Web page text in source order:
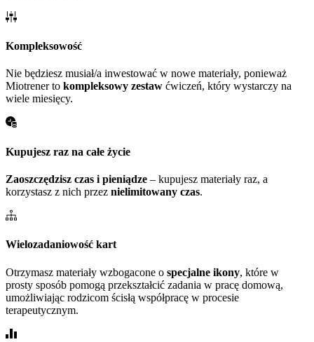
Kompleksowość
Nie będziesz musiał/a inwestować w nowe materiały, ponieważ
Miotrener to kompleksowy zestaw ćwiczeń, który wystarczy na
wiele miesięcy.
Kupujesz raz na całe życie
Zaoszczędzisz czas i pieniądze – kupujesz materiały raz, a
korzystasz z nich przez nielimitowany czas.
Wielozadaniowość kart
Otrzymasz materiały wzbogacone o specjalne ikony, które w
prosty sposób pomogą przekształcić zadania w pracę domową,
umożliwiając rodzicom ścisłą współpracę w procesie
terapeutycznym.